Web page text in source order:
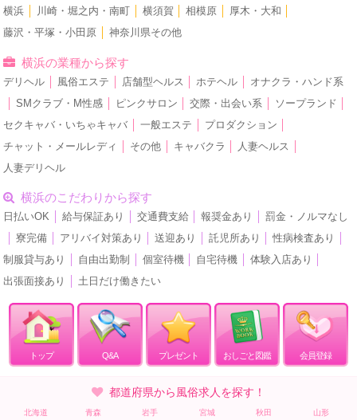
横浜 川崎・堀之内・南町 横須賀 相模原 厚木・大和
藤沢・平塚・小田原
神奈川県その他
横浜の業種から探す
デリヘル 風俗エステ 店舗型ヘルス ホテヘル
オナクラ・ハンド系
SMクラブ・M性感 ピンクサロン 交際・出会い系 ソープランド
セクキャバ・いちゃキャバ
一般エステ プロダクション
チャット・メールレディ
その他 キャバクラ 人妻ヘルス
人妻デリヘル
横浜のこだわりから探す
日払いOK 給与保証あり 交通費支給 報奨金あり
罰金・ノルマなし
寮完備 アリバイ対策あり 送迎あり 託児所あり 性病検査あり
制服貸与あり
自由出勤制 個室待機 自宅待機 体験入店あり
出張面接あり
土日だけ働きたい
トップ Q&A プレゼント おしごと図鑑 会員登録
都道府県から風俗求人を探す！
北海道 青森 岩手 宮城 秋田 山形